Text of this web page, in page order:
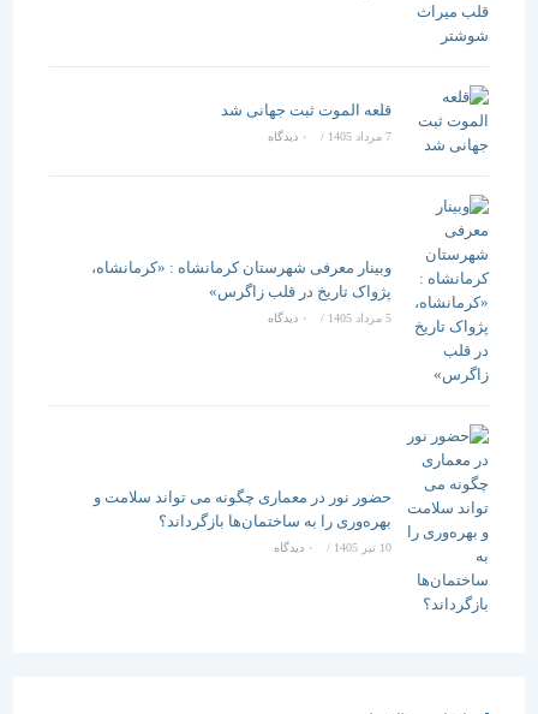
قلعه الموت ثبت جهانی شد
/ ۰ دیدگاه
وبینار معرفی شهرستان کرمانشاه : «کرمانشاه،
پژواک تاریخ در قلب زاگرس»
5 مرداد 1405 / ۰ دیدگاه
حضور نور در معماری چگونه می تواند سلامت و
بهره‌وری را به ساختمان‌ها بازگرداند؟
/ ۰ دیدگاه